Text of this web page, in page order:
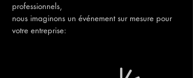
professionnels,
nous imaginons un événement sur mesure pour
votre entreprise: